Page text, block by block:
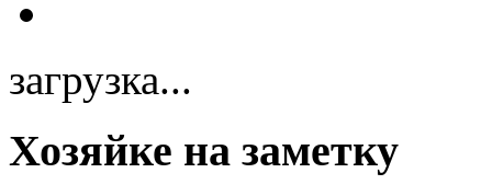
загрузка...
Хозяйке на заметку